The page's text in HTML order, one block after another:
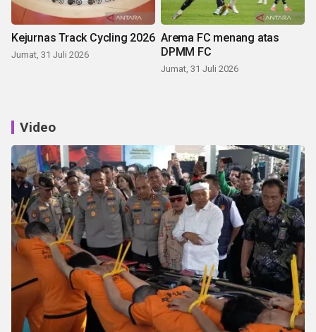
Kejurnas Track Cycling 2026
Jumat, 31 Juli 2026
Arema FC menang atas
DPMM FC
Jumat, 31 Juli 2026
Video